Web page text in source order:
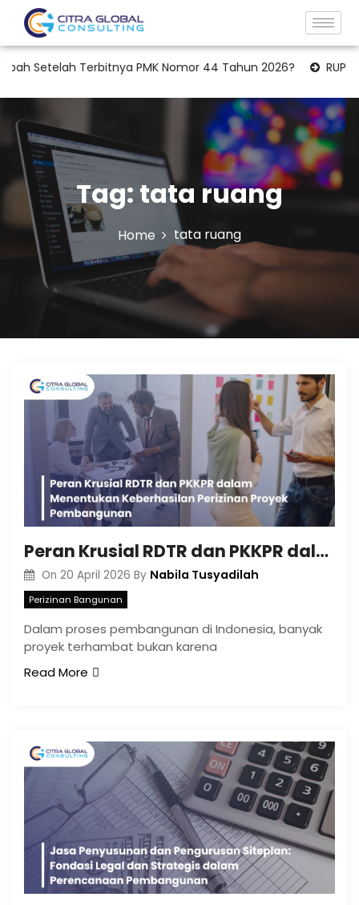
Terbitnya PMK Nomor 44 Tahun 2026? RUPS
Tag: tata ruang
Home tata ruang
Peran Krusial RDTR dan PKKPR dalam Menentukan Keberhasilan Perizinan Proyek Pembangunan
On 20 April 2026 By Nabila Tusyadilah
Perizinan Bangunan
Dalam proses pembangunan di Indonesia, banyak
proyek terhambat bukan karena
Read More